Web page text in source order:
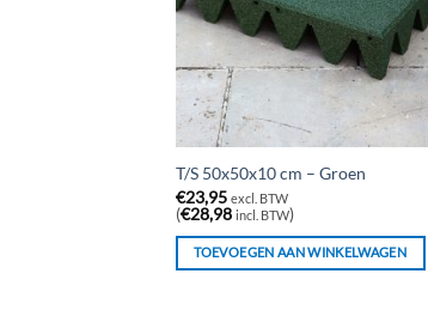
T/S 50x50x10 cm – Groen
€23,95 excl. BTW
(€28,98 incl. BTW)
TOEVOEGEN AAN WINKELWAGEN